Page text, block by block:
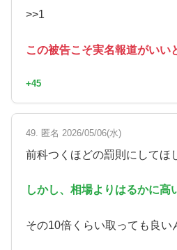
>>1
この被告こそ実名報道がいい
+45
49. 匿名 2026/05/06(水)
前科つくほどの罰則にしてほ
しかし、相場よりはるかに高
その10倍くらい取っても良い